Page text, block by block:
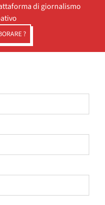
di giornalismo
?